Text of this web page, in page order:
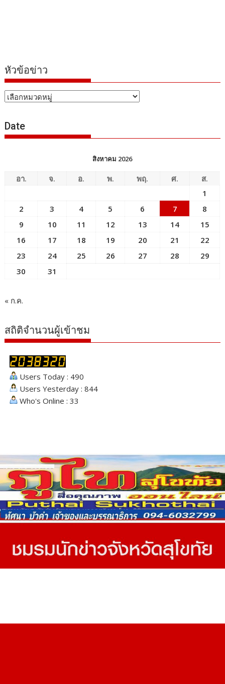
หัวข้อข่าว
หัวข้อ
Date
สิงหาคม 2026
อา. จ. อ. พ. พฤ. ศ.
ส.
1
2
3 4 5 6 7
8
9
10 11 12 13 14
15
16
17 18 19 20 21
22
23
24 25 26 27 28
29
30
31
« ก.ค.
สถิติจำนวนผู้เข้าชม
Users Today : 490
Users Yesterday : 844
Who's Online : 33